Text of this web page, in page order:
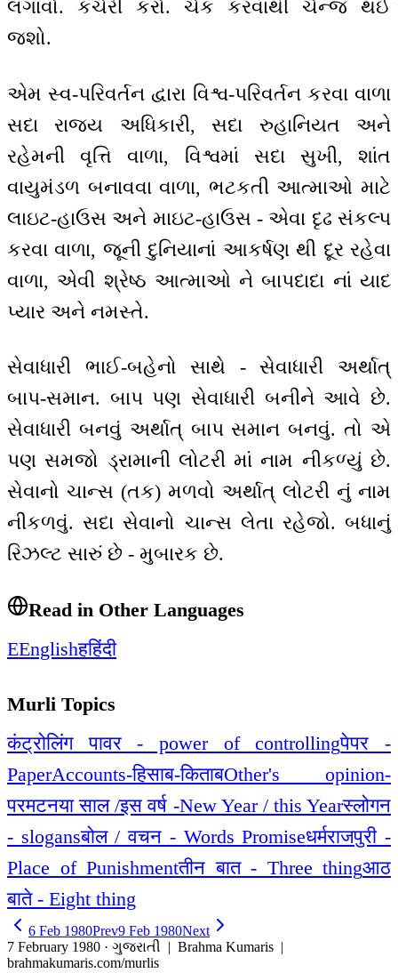
લગાવો. કચેરી કરો. ચેક કરવાથી ચેન્જ થઈ
જશો.
એમ સ્વ-પરિવર્તન દ્વારા વિશ્વ-પરિવર્તન કરવા વાળા
સદા રાજ્ય અધિકારી, સદા રુહાનિયત અને
રહેમની વૃત્તિ વાળા, વિશ્વમાં સદા સુખી, શાંત
વાયુમંડળ બનાવવા વાળા, ભટકતી આત્માઓ માટે
લાઇટ-હાઉસ અને માઇટ-હાઉસ - એવા દૃઢ સંકલ્પ
કરવા વાળા, જૂની દુનિયાનાં આકર્ષણ થી દૂર રહેવા
વાળા, એવી શ્રેષ્ઠ આત્માઓ ને બાપદાદા નાં યાદ
પ્યાર અને નમસ્તે.
સેવાધારી ભાઈ-બહેનો સાથે - સેવાધારી અર્થાત્
બાપ-સમાન. બાપ પણ સેવાધારી બનીને આવે છે.
સેવાધારી બનવું અર્થાત્ બાપ સમાન બનવું. તો એ
પણ સમજો ડ્રામાની લોટરી માં નામ નીકળ્યું છે.
સેવાનો ચાન્સ (તક) મળવો અર્થાત્ લોટરી નું નામ
નીકળવું. સદા સેવાનો ચાન્સ લેતા રહેજો. બધાનું
રિઝલ્ટ સારું છે - મુબારક છે.
Read in Other Languages
EEnglishहहिंदी
Murli Topics
कंट्रोलिंग पावर - power of controllingपेपर -
PaperAccounts-हिसाब-किताबOther's opinion-
परमटनया साल /इस वर्ष -New Year / this Yearस्लोगन
- slogansबोल / वचन - Words Promiseधर्मराजपुरी -
Place of Punishmentतीन बात - Three thingआठ
बाते - Eight thing
6 Feb 1980Prev9 Feb 1980Next
7 February 1980 · ગુજરાતી | Brahma Kumaris |
brahmakumaris.com/murlis